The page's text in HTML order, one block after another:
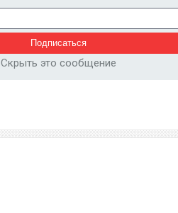
Скрыть это сообщение